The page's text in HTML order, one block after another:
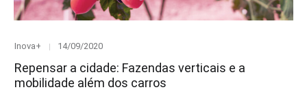
Category
Inova+
Posted
14/09/2020
Repensar a cidade: Fazendas verticais e a
mobilidade além dos carros